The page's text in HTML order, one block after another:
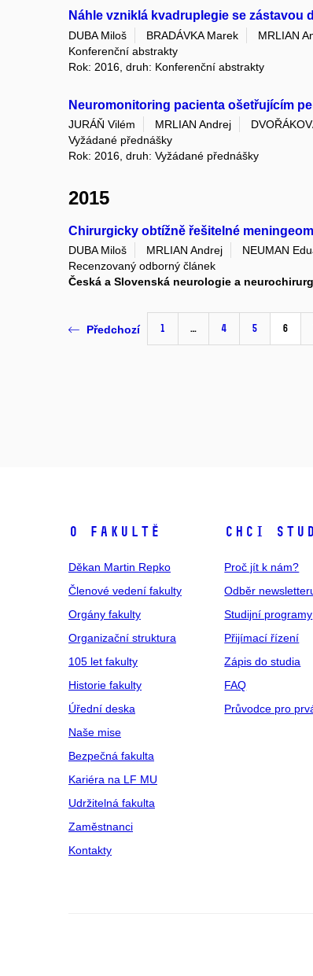
Náhle vzniklá kvadruplegie se
DUBA Miloš BRADÁVKA Marek MRLIAN
Konferenční abstrakty
Rok: 2016, druh: Konferenční abstrakty
Neuromonitoring pacienta ošetřujícím
JURÁŇ Vilém MRLIAN Andrej
Vyžádané přednášky
Rok: 2016, druh: Vyžádané přednášky
2015
Chirurgicky obtížně řešitelné
DUBA Miloš MRLIAN Andrej NEUMAN
Recenzovaný odborný článek
Česká a Slovenská neurologie a
Předchozí 1 … 4 5 6
O fakultě
Děkan Martin Repko
Členové vedení fakulty
Orgány fakulty
Organizační struktura
105 let fakulty
Historie fakulty
Úřední deska
Naše mise
Bezpečná fakulta
Kariéra na LF MU
Udržitelná fakulta
Zaměstnanci
Kontakty
Chci
Proč jít k nám?
Odběr
Studijní programy
Přijímací řízení
Zápis do studia
FAQ
Průvodce pro